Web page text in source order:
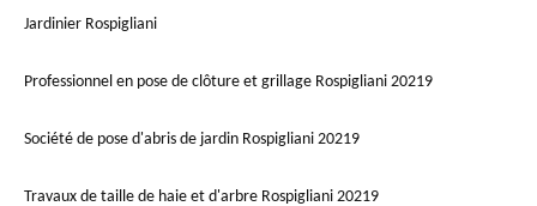
Jardinier Rospigliani
Professionnel en pose de clôture et grillage Rospigliani 20219
Société de pose d'abris de jardin Rospigliani 20219
Travaux de taille de haie et d'arbre Rospigliani 20219